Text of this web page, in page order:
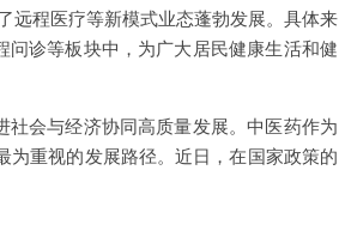
远程医疗等新模式业态蓬勃发展。具体来
诊等板块中，为广大居民健康生活和健
会与经济协同高质量发展。中医药作为
为重视的发展路径。近日，在国家政策的